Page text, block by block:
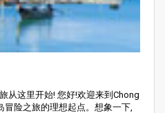
从这里开始! 您好!欢迎来到Chong
冒险之旅的理想起点。想象一下,